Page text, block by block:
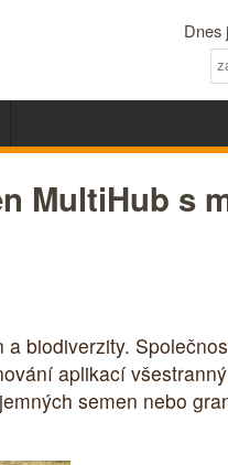
Dnes
MultiHub s
biodiverzity.
aplikací
semen nebo